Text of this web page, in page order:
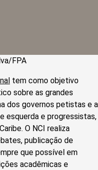
FPA
tem como objetivo
sobre as grandes
dos governos petistas e a
esquerda e progressistas,
O NCI realiza
publicação de
que possível em
acadêmicas e